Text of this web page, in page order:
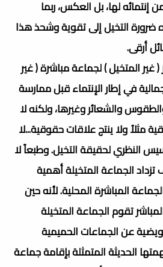
إنتمائه لها، بل العكس، ربما
ضرورة التخيل إلى تقوية وشحذ هذا
أرقى.
( غير المتخيل ) لجماعة مباشرة ( غير
في إطار الإنتماء قبل ممارسة
والشعائر وغيرها، ولكنه لا
مثلاُ ولا ينتج علاقات حقوقية...لا
النظري لحقيقة التخيل. وطبعاً لا
الجماعة المتخيلة أهمية
المباشرة المحلية. لأنه حين
تقوم الجماعة المتخيلة
عن الجماعات الحميمية
الحديثة المتمثلة بإقامة جماعة